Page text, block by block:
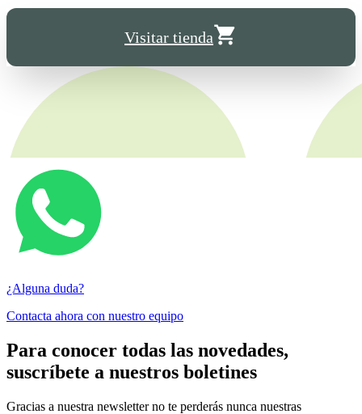
Visitar tienda
¿Alguna duda?
Contacta ahora con nuestro equipo
Para conocer todas las novedades,
suscríbete a nuestros boletines
Gracias a nuestra newsletter no te perderás nunca nuestras